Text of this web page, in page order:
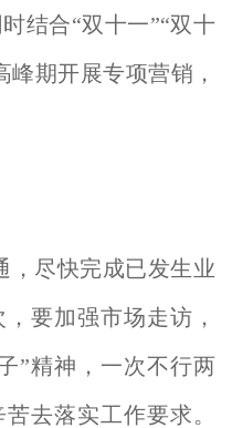
结合“双十一”“双十
峰期开展专项营销，
，尽快完成已发生业
要加强市场走访，
”精神，一次不行两
去落实工作要求。